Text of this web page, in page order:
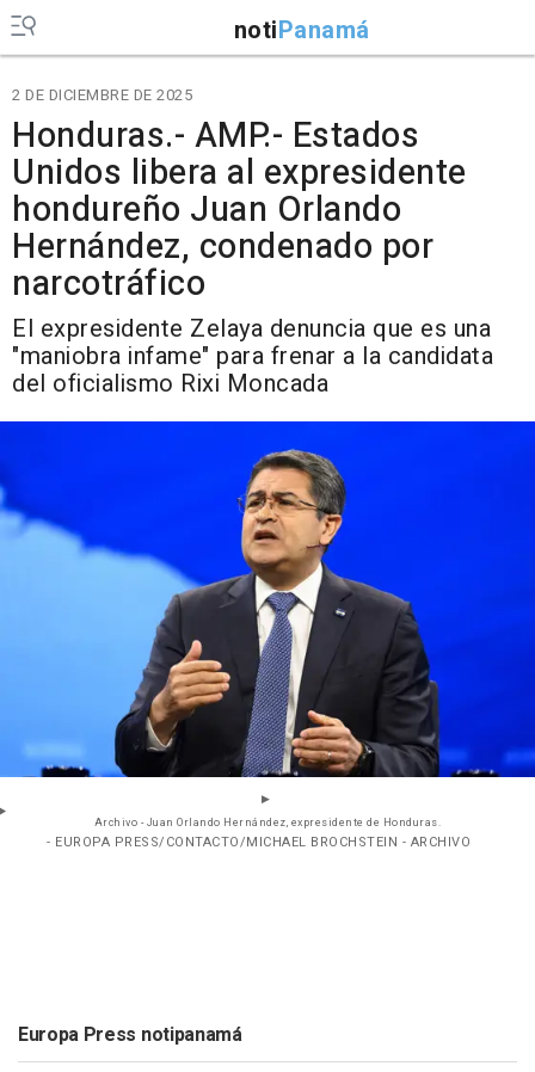
notiPanamá
2 DE DICIEMBRE DE 2025
Honduras.- AMP.- Estados
Unidos libera al expresidente
hondureño Juan Orlando
Hernández, condenado por
narcotráfico
El expresidente Zelaya denuncia que es una
"maniobra infame" para frenar a la candidata
del oficialismo Rixi Moncada
Archivo - Juan Orlando Hernández, expresidente de Honduras.
- EUROPA PRESS/CONTACTO/MICHAEL BROCHSTEIN - ARCHIVO
Europa Press notipanamá